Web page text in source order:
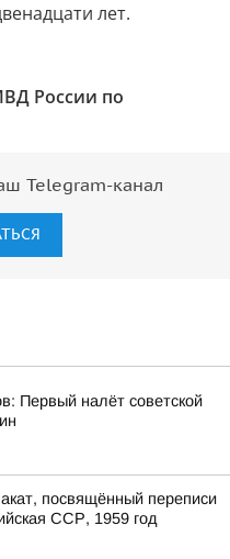
лет.
России по
Telegram-канал
Первый налёт советской
посвящённый переписи
ССР, 1959 год